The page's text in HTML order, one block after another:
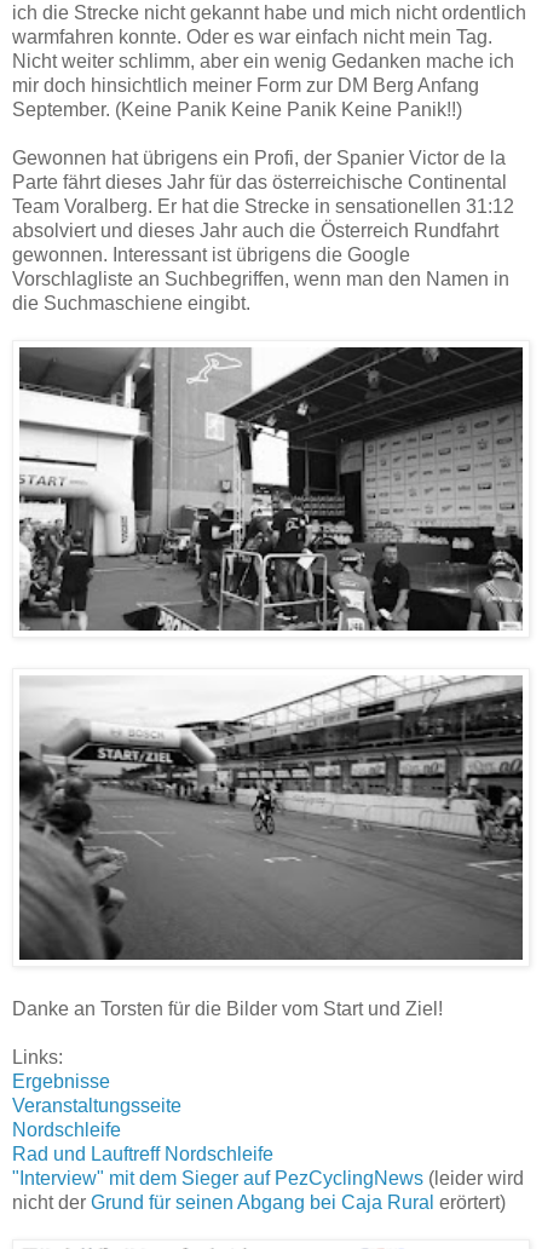
ich die Strecke nicht gekannt habe und mich nicht ordentlich
warmfahren konnte. Oder es war einfach nicht mein Tag.
Nicht weiter schlimm, aber ein wenig Gedanken mache ich
mir doch hinsichtlich meiner Form zur DM Berg Anfang
September. (Keine Panik Keine Panik Keine Panik!!)
Gewonnen hat übrigens ein Profi, der Spanier Victor de la
Parte fährt dieses Jahr für das österreichische Continental
Team Voralberg. Er hat die Strecke in sensationellen 31:12
absolviert und dieses Jahr auch die Österreich Rundfahrt
gewonnen. Interessant ist übrigens die Google
Vorschlagliste an Suchbegriffen, wenn man den Namen in
die Suchmaschiene eingibt.
Danke an Torsten für die Bilder vom Start und Ziel!
Links:
Ergebnisse
Veranstaltungsseite
Nordschleife
Rad und Lauftreff Nordschleife
"Interview" mit dem Sieger auf PezCyclingNews (leider wird
nicht der Grund für seinen Abgang bei Caja Rural erörtert)